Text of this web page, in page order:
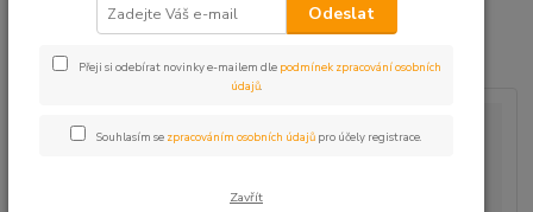
Ženšen pravý řezaný
Odeslat
Přeji si odebírat novinky e-mailem dle podmínek zpracování osobních
údajů.
Souhlasím se zpracováním osobních údajů pro účely registrace.
Zavřít